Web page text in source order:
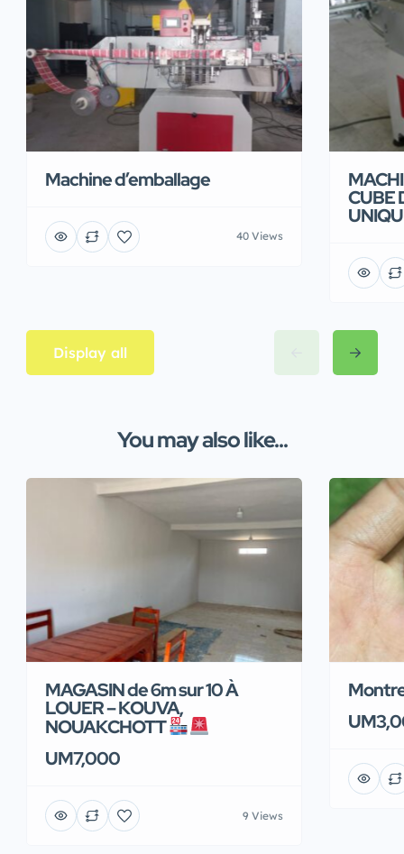
Machine d’emballage
40 Views
CUBE
Display all
You may also like...
MAGASIN de 6m sur 10 À
LOUER – KOUVA,
NOUAKCHOTT
UM7,000
9 Views